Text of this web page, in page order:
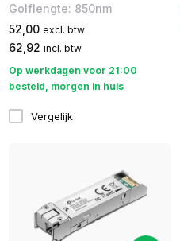
Golflengte: 850nm
52,00 excl. btw
62,92 incl. btw
Op werkdagen voor 21:00
besteld, morgen in huis
Vergelijk